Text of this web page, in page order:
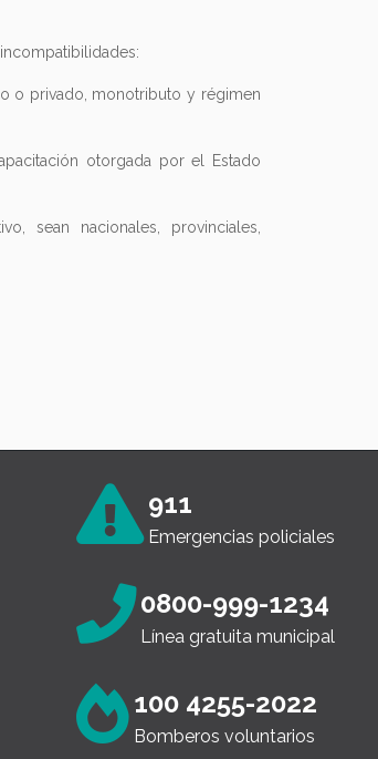
o privado, monotributo y régimen
otorgada por el Estado
sean nacionales, provinciales,
911
Emergencias policiales
0800-999-1234
Línea gratuita municipal
100 4255-2022
Bomberos voluntarios